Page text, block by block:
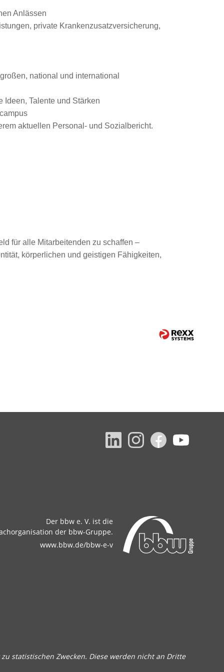
Anlässen
private Krankenzusatzversicherung,
national und international
Talente und Stärken
aktuellen Personal- und Sozialbericht.
für alle Mitarbeitenden zu schaffen –
körperlichen und geistigen Fähigkeiten,
Der bbw e. V. ist die
der bbw-Gruppe.
www.bbw.de/bbw-e-v
statistischen Zwecken. Diese werden nicht an Dritte